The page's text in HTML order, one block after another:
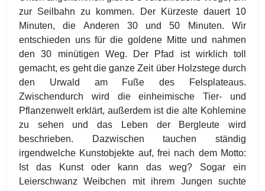
zur Seilbahn zu kommen. Der Kürzeste dauert 10
Minuten, die Anderen 30 und 50 Minuten. Wir
entschieden uns für die goldene Mitte und nahmen
den 30 minütigen Weg. Der Pfad ist wirklich toll
gemacht, es geht die ganze Zeit über Holzstege durch
den Urwald am Fuße des Felsplateaus.
Zwischendurch wird die einheimische Tier- und
Pflanzenwelt erklärt, außerdem ist die alte Kohlemine
zu sehen und das Leben der Bergleute wird
beschrieben. Dazwischen tauchen ständig
irgendwelche Kunstobjekte auf, frei nach dem Motto:
Ist das Kunst oder kann das weg? Sogar ein
Leierschwanz Weibchen mit ihrem Jungen suchte